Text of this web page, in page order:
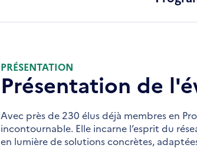
PRÉSENTATION
Présentation de
Avec près de 230 élus déjà membres en
incontournable. Elle incarne l’esprit du
en lumière de solutions concrètes,